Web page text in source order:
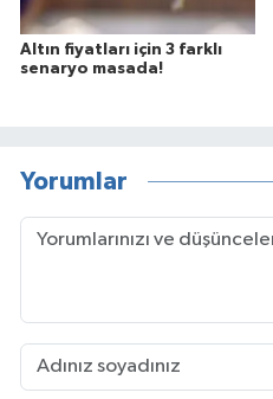
Altın fiyatları için 3 farklı
senaryo masada!
Yorumlar